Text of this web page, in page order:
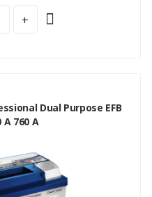
+
Dual Purpose EFB
А 760 A